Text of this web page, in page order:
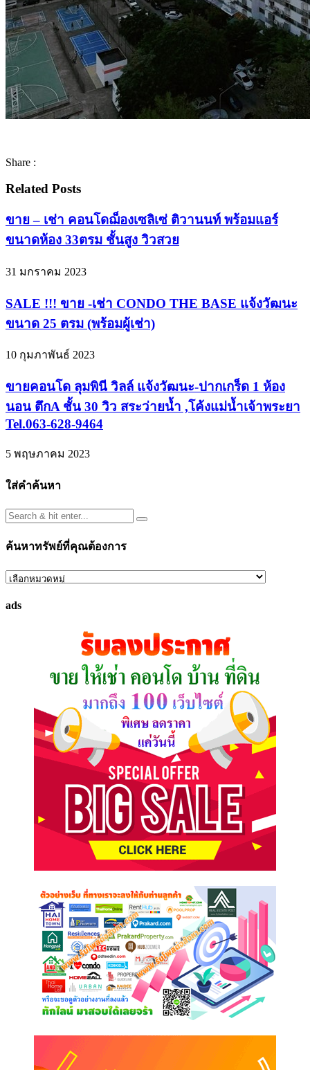
Share :
Related Posts
ขาย – เช่า คอนโดฌ็องเซลิเซ่ ติวานนท์ พร้อมแอร์
ขนาดห้อง 33ตรม ชั้นสูง วิวสวย
31 มกราคม 2023
SALE !!! ขาย -เช่า CONDO THE BASE แจ้งวัฒนะ
ขนาด 25 ตรม (พร้อมผู้เช่า)
10 กุมภาพันธ์ 2023
ขายคอนโด ลุมพินี วิลล์ แจ้งวัฒนะ-ปากเกร็ด 1 ห้อง
นอน ตึกA ชั้น 30 วิว สระว่ายน้ำ ,โค้งแม่น้ำเจ้าพระยา
Tel.063-628-9464
5 พฤษภาคม 2023
ใส่คำค้นหา
ค้นหาทรัพย์ที่คุณต้องการ
ค้นหา
ที่
ads